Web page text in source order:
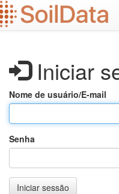
Ir
para
o
Iniciar
Nome de usuário/E-mail
Senha
Iniciar sessão